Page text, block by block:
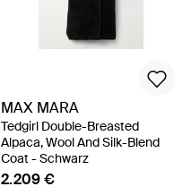
MAX MARA
Tedgirl Double-Breasted
Alpaca, Wool And Silk-Blend
Coat - Schwarz
2.209 €